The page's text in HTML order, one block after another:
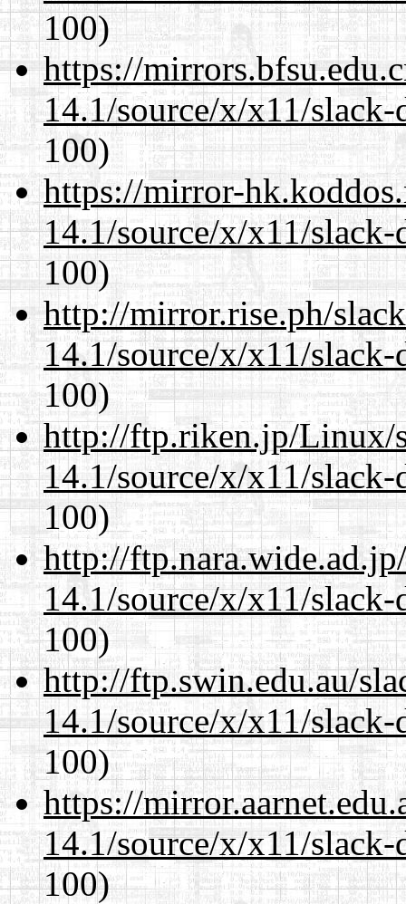
100)
https://
14.1/source/x/x11/
100)
https://mirror-
14.1/source/x/x11/
100)
http://mirror.rise.ph/
14.1/source/x/x11/
100)
http://ftp.riken.jp/Linux/
14.1/source/x/x11/
100)
http://
14.1/source/x/x11/
100)
http://ftp.swin.edu.au/
14.1/source/x/x11/
100)
https://
14.1/source/x/x11/
100)